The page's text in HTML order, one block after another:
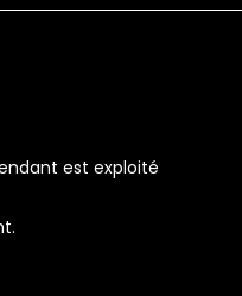
est exploité